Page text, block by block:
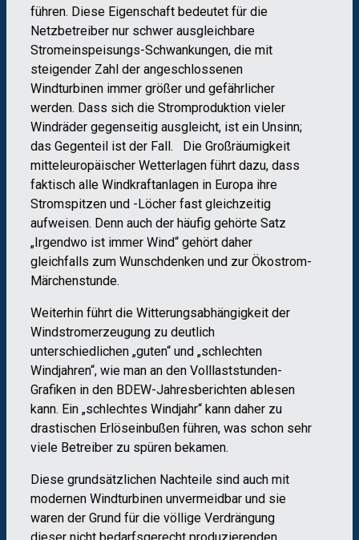
führen. Diese Eigenschaft bedeutet für die
Netzbetreiber nur schwer ausgleichbare
Stromeinspeisungs-Schwankungen, die mit
steigender Zahl der angeschlossenen
Windturbinen immer größer und gefährlicher
werden. Dass sich die Stromproduktion vieler
Windräder gegenseitig ausgleicht, ist ein Unsinn;
das Gegenteil ist der Fall. Die Großräumigkeit
mitteleuropäischer Wetterlagen führt dazu, dass
faktisch alle Windkraftanlagen in Europa ihre
Stromspitzen und -Löcher fast gleichzeitig
aufweisen. Denn auch der häufig gehörte Satz
„Irgendwo ist immer Wind“ gehört daher
gleichfalls zum Wunschdenken und zur Ökostrom-
Märchenstunde.
Weiterhin führt die Witterungsabhängigkeit der
Windstromerzeugung zu deutlich
unterschiedlichen „guten“ und „schlechten
Windjahren“, wie man an den Volllaststunden-
Grafiken in den BDEW-Jahresberichten ablesen
kann. Ein „schlechtes Windjahr“ kann daher zu
drastischen Erlöseinbußen führen, was schon sehr
viele Betreiber zu spüren bekamen.
Diese grundsätzlichen Nachteile sind auch mit
modernen Windturbinen unvermeidbar und sie
waren der Grund für die völlige Verdrängung